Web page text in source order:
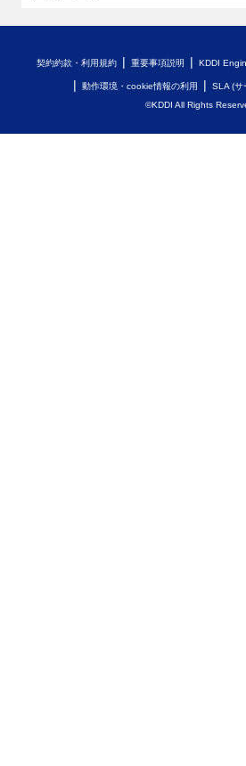
契約約款・利用規約 重要事項説明 KDDI
動作環境・cookie情報の利用
SLA (サ
©KDDI All Rights